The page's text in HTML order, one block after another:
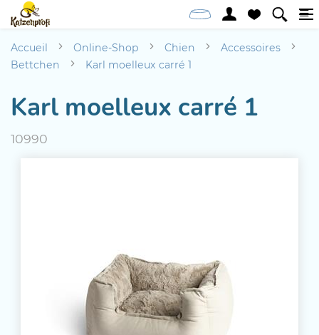
Accueil Online-Shop Chien
Accessoires
Bettchen
Karl moelleux carré 1
Karl moelleux carré 1
10990